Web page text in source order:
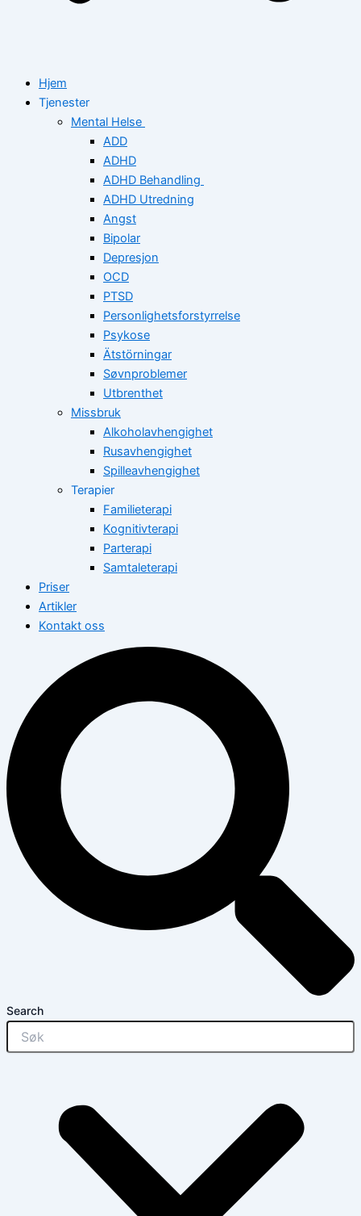
Hjem
Tjenester
Mental Helse
ADD
ADHD
ADHD Behandling
ADHD Utredning
Angst
Bipolar
Depresjon
OCD
PTSD
Personlighetsforstyrrelse
Psykose
Ätstörningar
Søvnproblemer
Utbrenthet
Missbruk
Alkoholavhengighet
Rusavhengighet
Spilleavhengighet
Terapier
Familieterapi
Kognitivterapi
Parterapi
Samtaleterapi
Priser
Artikler
Kontakt oss
Search